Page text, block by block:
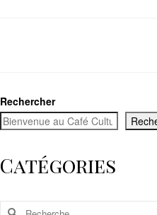
Rechercher
Catégories
Rechercher